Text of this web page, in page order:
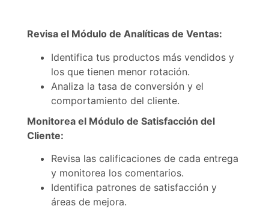
Revisa el Módulo de Analíticas de Ventas:
Identifica tus productos más vendidos y
los que tienen menor rotación.
Analiza la tasa de conversión y el
comportamiento del cliente.
Monitorea el Módulo de Satisfacción del
Cliente:
Revisa las calificaciones de cada entrega
y monitorea los comentarios.
Identifica patrones de satisfacción y
áreas de mejora.